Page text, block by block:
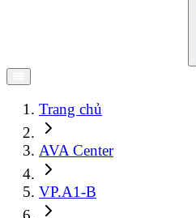
Trang chủ
AVA Center
VP.A1-B